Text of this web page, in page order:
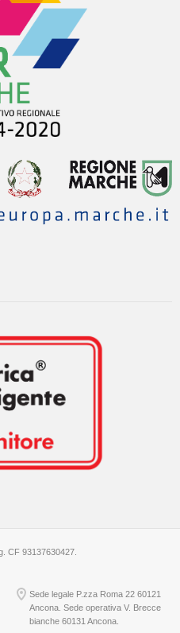
CF 93137630427.
Sede legale P.zza Roma 22 60121
Ancona. Sede operativa V. Brecce
bianche 60131 Ancona.